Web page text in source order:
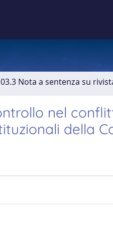
03.3 Nota a sentenza su
nel
della